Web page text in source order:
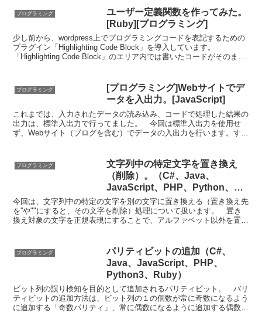
プログラミング
ユーザー定義関数を作ってみた。
[Ruby][プログラミング]
少し前から、wordpress上でプログラミングコードを表記するための
プラグイン「Highlighting Code Block」を導入しています。
「Highlighting Code Block」のエリア内では書いたコードがそのまま
プログラミング
[プログラミング]Webサイトでデ
ータを入出力。[JavaScript]
これまでは、入力されたデータの読み込み、コードで処理した結果の
出力は、標準入出力で行ってました。 今回は標準入出力を使用せ
ず、Webサイト（ブログを含む）でデータの入出力を行います。すな
プログラミング
文字列中の特定文字を置き換え
（削除）。（C#、Java、
JavaScript、PHP、Python、
Ruby比較）
今回は、文字列中の特定の文字を別の文字に置き換える（置き換え先
を''や""にすると、その文字を削除）処理について扱います。 置き
換え対象の文字を正規表現にすることで、アルファベット以外を置き
プログラミング
パリティビットの追加（C#、
Java、JavaScript、PHP、
Python3、Ruby）
ビット列の誤り検知を目的として追加されるパリティビット。 バリ
ティビットの追加方法は、ビット列の１の個数が常に奇数になるよう
に追加する「奇数パリティ」、常に偶数になるように追加する偶数パ